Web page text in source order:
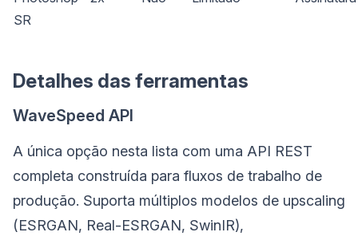
SR
Detalhes das ferramentas
WaveSpeed API
A única opção nesta lista com uma API REST
completa construída para fluxos de trabalho de
produção. Suporta múltiplos modelos de upscaling
(ESRGAN, Real-ESRGAN, SwinIR),